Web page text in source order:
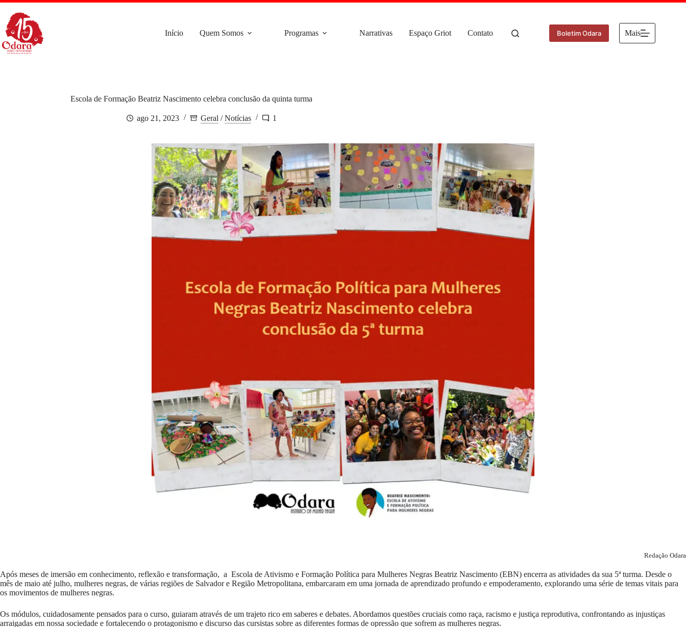
Pular
para
conteúdo
Início Quem Somos Programas Narrativas Espaço Griot Contato Boletim Odara Mais
Escola de Formação Beatriz Nascimento celebra conclusão da quinta turma
ago 21, 2023 Geral /Notícias 1
Redação Odara
Após meses de imersão em conhecimento, reflexão e transformação, a Escola de Ativismo e Formação Política para Mulheres Negras Beatriz Nascimento (EBN) encerra as atividades da sua 5ª turma. Desde o
mês de maio até julho, mulheres negras, de várias regiões de Salvador e Região Metropolitana, embarcaram em uma jornada de aprendizado profundo e empoderamento, explorando uma série de temas vitais para
os movimentos de mulheres negras.
Os módulos, cuidadosamente pensados para o curso, guiaram através de um trajeto rico em saberes e debates. Abordamos questões cruciais como raça, racismo e justiça reprodutiva, confrontando as injustiças
arraigadas em nossa sociedade e fortalecendo o protagonismo e discurso das cursistas sobre as diferentes formas de opressão que sofrem as mulheres negras.